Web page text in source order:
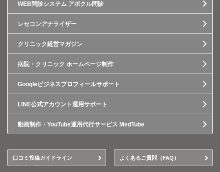
WEB問診システム アポクル問診
レセコンアナライザー
クリニック経営マガジン
病院・クリニック ホームページ制作
Googleビジネスプロフィールサポート
LINE公式アカウント運用サポート
動画制作・YouTube運用代行サービス MedTube
口コミ投稿ガイドライン よくあるご質問（FAQ）